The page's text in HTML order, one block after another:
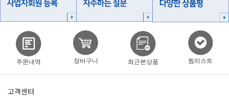
주문내역 장바구니 최근본상품 찜리스트
고객센터